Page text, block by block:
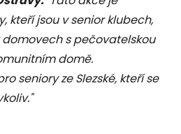
kteří jsou v senior klubech,
domovech s pečovatelskou
domě.
seniory ze Slezské, kteří se